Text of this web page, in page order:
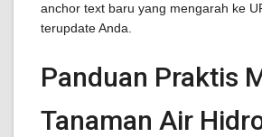
anchor text baru yang mengarah ke
terupdate Anda.
Panduan Praktis
Tanaman Air